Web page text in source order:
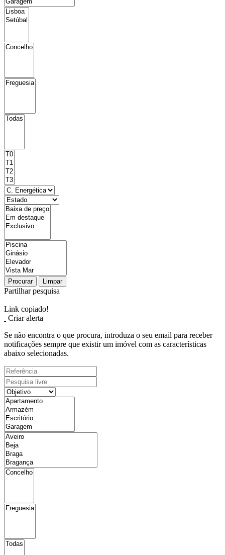
Procurar Limpar
Partilhar pesquisa
Link copiado!
Criar alerta
Se não encontra o que procura, introduza o seu email para receber
notificações sempre que existir um imóvel com as características
abaixo selecionadas.